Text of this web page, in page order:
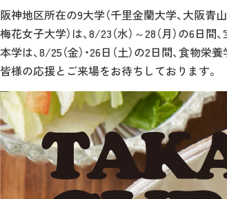
阪神地区所在の9大学（千里金蘭大学、大阪青
梅花女子大学）は、8/23（水）～28（月）の6日
本学は、8/25（金）・26日（土）の2日間、食物
皆様の応援とご来場をお待ちしております。